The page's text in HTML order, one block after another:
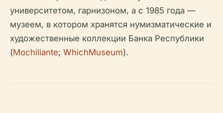
университетом, гарнизоном, а с 1985 года —
музеем, в котором хранятся нумизматические и
художественные коллекции Банка Республики
(Mochiliante; WhichMuseum).